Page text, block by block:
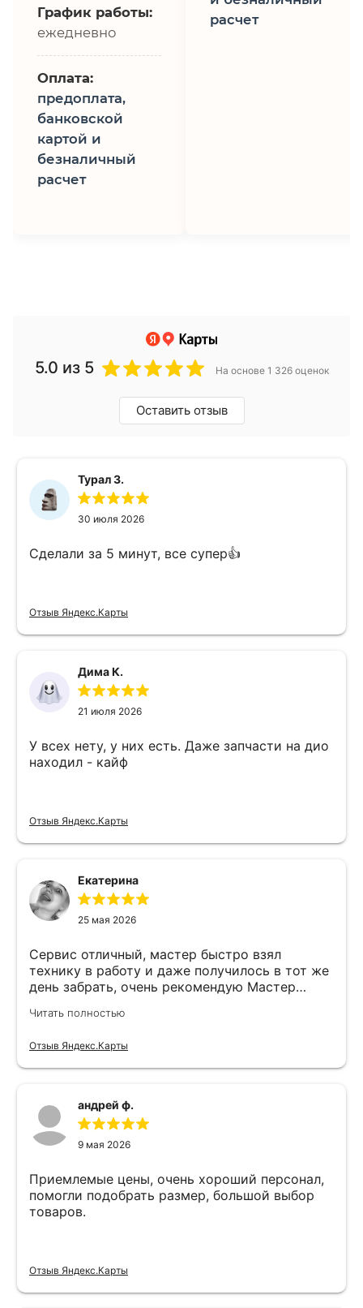
График работы:
ежедневно
Оплата:
предоплата,
банковской
картой и
безналичный
расчет
расчет
5.0 из 5 На основе 1 326 оценок
Оставить отзыв
Турал З.
30 июля 2026
Сделали за 5 минут, все супер👍
Отзыв Яндекс.Карты
Дима К.
21 июля 2026
У всех нету, у них есть. Даже запчасти на дио
находил - кайф
Отзыв Яндекс.Карты
Екатерина
25 мая 2026
Сервис отличный, мастер быстро взял
технику в работу и даже получилось в тот же
день забрать, очень рекомендую Мастер
Читать полностью
Отзыв Яндекс.Карты
андрей ф.
9 мая 2026
Приемлемые цены, очень хороший персонал,
помогли подобрать размер, большой выбор
товаров.
Отзыв Яндекс.Карты